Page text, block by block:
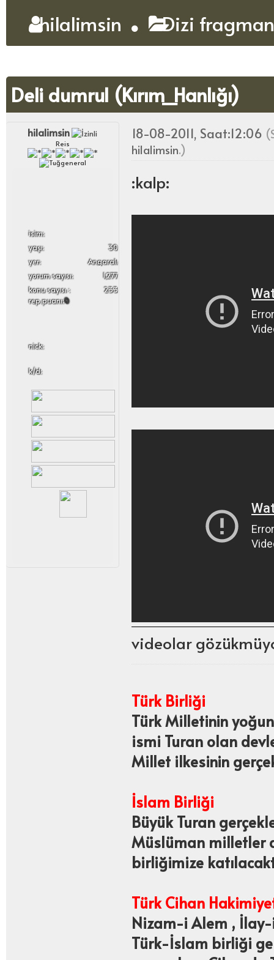
hilalimsin Dizi
Deli dumrul (Kırım_Hanlığı)
hilalimsin
Reis
i̇sim:
yaşı:
30
yer:
Angaralı
yorum sayısı:
1,277
konu sayısı :
233
rep puanı:0
nick:
k/d:
18-08-2011, Saat:12:06
hilalimsin.)
:kalp:
videolar
Türk Birliği
Türk Milletinin
ismi Turan olan
Millet ilkesinin
İslam Birliği
Büyük Turan
Müslüman milletler
birliğimize
Türk Cihan
Nizam-i Alem , İlay-
Türk-İslam birliği